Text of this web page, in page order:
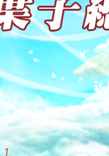
1 / 3